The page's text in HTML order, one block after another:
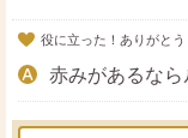
役に立った！ありがとう
赤みがあるなら